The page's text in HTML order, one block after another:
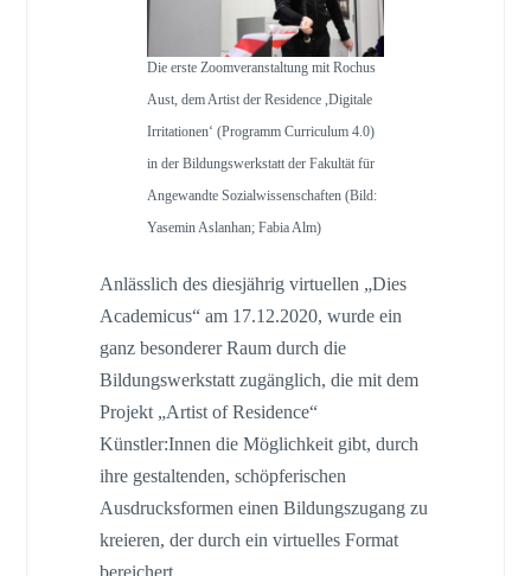
Die erste Zoomveranstaltung mit Rochus
Aust, dem Artist der Residence ,Digitale
Irritationen‘ (Programm Curriculum 4.0)
in der Bildungswerkstatt der Fakultät für
Angewandte Sozialwissenschaften (Bild:
Yasemin Aslanhan; Fabia Alm)
Anlässlich des diesjährig virtuellen „Dies
Academicus“ am 17.12.2020, wurde ein
ganz besonderer Raum durch die
Bildungswerkstatt zugänglich, die mit dem
Projekt „Artist of Residence“
Künstler:Innen die Möglichkeit gibt, durch
ihre gestaltenden, schöpferischen
Ausdrucksformen einen Bildungszugang zu
kreieren, der durch ein virtuelles Format
bereichert.